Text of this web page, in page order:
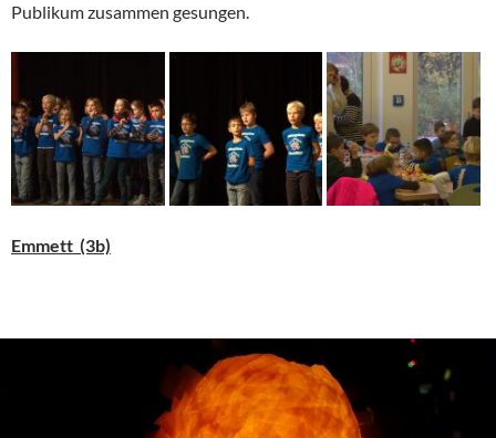
Publikum zusammen gesungen.
Emmett (3b)